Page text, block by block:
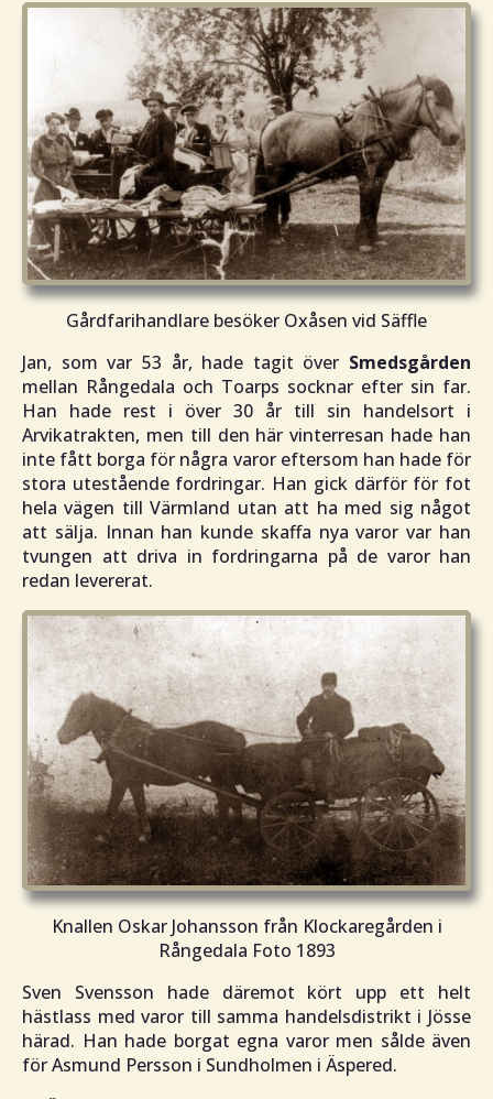
Gårdfarihandlare besöker Oxåsen vid Säffle
Jan, som var 53 år, hade tagit över Smedsgården
mellan Rångedala och Toarps socknar efter sin far.
Han hade rest i över 30 år till sin handelsort i
Arvikatrakten, men till den här vinterresan hade han
inte fått borga för några varor eftersom han hade för
stora utestående fordringar. Han gick därför för fot
hela vägen till Värmland utan att ha med sig något
att sälja. Innan han kunde skaffa nya varor var han
tvungen att driva in fordringarna på de varor han
redan levererat.
Knallen Oskar Johansson från Klockaregården i
Rångedala Foto 1893
Sven Svensson hade däremot kört upp ett helt
hästlass med varor till samma handelsdistrikt i Jösse
härad. Han hade borgat egna varor men sålde även
för Asmund Persson i Sundholmen i Äspered.